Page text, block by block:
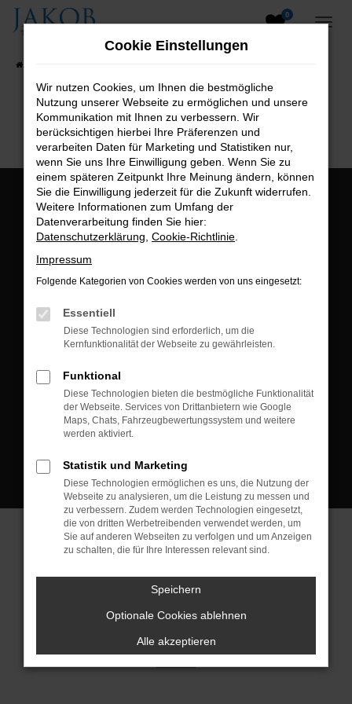
Zum
0
B2B-Shop
Öffnungszeiten:
Montag bis Freitag:
Postadresse:
Kontakt:
Tel.: +49 3745 760 90 20
Fax: +49 3745 760 90 21
Mail: fj@jakob-trading.com
Cookie Einstellungen
© 2026 Jakob Trading GmbH | Neustädter Straße 1 | DE-08223
Neustadt/Vogtland | fj@jakob-trading.com | Webdesign by audaris.de
Cookie Einstellungen
Wir nutzen Cookies, um Ihnen die bestmögliche
Nutzung unserer Webseite zu ermöglichen und unsere
Kommunikation mit Ihnen zu verbessern. Wir
berücksichtigen hierbei Ihre Präferenzen und
verarbeiten Daten für Marketing und Statistiken nur,
wenn Sie uns Ihre Einwilligung geben. Wenn Sie zu
einem späteren Zeitpunkt Ihre Meinung ändern, können
Sie die Einwilligung jederzeit für die Zukunft widerrufen.
Weitere Informationen zum Umfang der
Datenverarbeitung finden Sie hier:
Datenschutzerklärung Cookie-Richtlinie
Impressum
Folgende Kategorien von Cookies werden von uns eingesetzt:
Essentiell
Diese Technologien sind erforderlich, um die
Kernfunktionalität der Webseite zu gewährleisten.
Funktional
Diese Technologien bieten die bestmögliche Funktionalität
der Webseite. Services von Drittanbietern wie Google
Maps, Chats, Fahrzeugbewertungssystem und weitere
werden aktiviert.
Statistik und Marketing
Diese Technologien ermöglichen es uns, die Nutzung der
Webseite zu analysieren, um die Leistung zu messen und
zu verbessern. Zudem werden Technologien eingesetzt,
die von dritten Werbetreibenden verwendet werden, um
Sie auf anderen Webseiten zu verfolgen und um Anzeigen
zu schalten, die für Ihre Interessen relevant sind.
Speichern
Optionale Cookies ablehnen
Alle akzeptieren